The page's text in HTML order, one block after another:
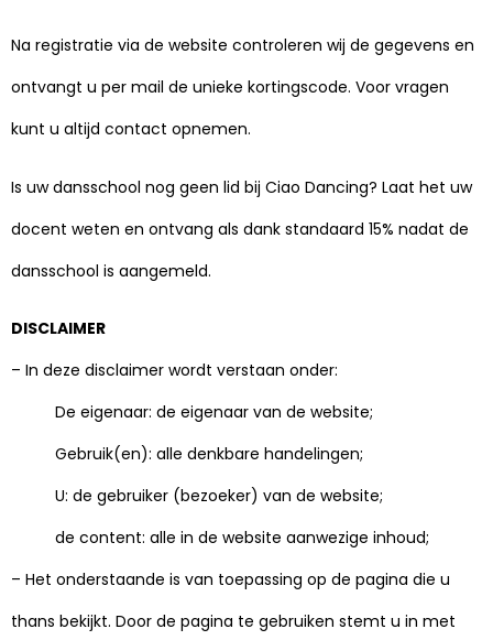
Na registratie via de website controleren wij de gegevens en
ontvangt u per mail de unieke kortingscode. Voor vragen
kunt u altijd contact opnemen.
Is uw dansschool nog geen lid bij Ciao Dancing? Laat het uw
docent weten en ontvang als dank standaard 15% nadat de
dansschool is aangemeld.
DISCLAIMER
– In deze disclaimer wordt verstaan onder:
De eigenaar: de eigenaar van de website;
Gebruik(en): alle denkbare handelingen;
U: de gebruiker (bezoeker) van de website;
de content: alle in de website aanwezige inhoud;
– Het onderstaande is van toepassing op de pagina die u
thans bekijkt. Door de pagina te gebruiken stemt u in met